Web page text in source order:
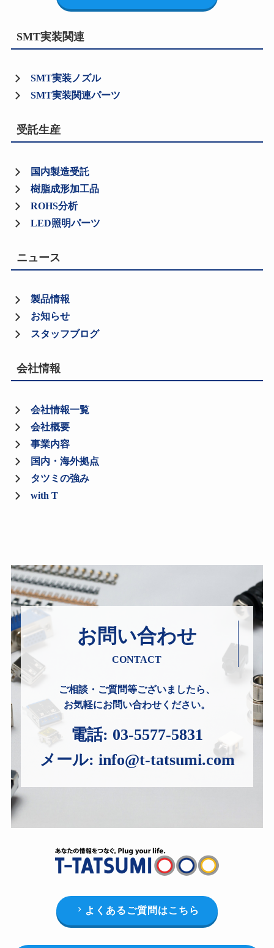
SMT実装関連
SMT実装ノズル
SMT実装関連パーツ
受託生産
国内製造受託
樹脂成形加工品
ROHS分析
LED照明パーツ
ニュース
製品情報
お知らせ
スタッフブログ
会社情報
会社情報一覧
会社概要
事業内容
国内・海外拠点
タツミの強み
with T
お問い合わせ
CONTACT
ご相談・ご質問等ございましたら、
お気軽にお問い合わせください。
電話: 03-5577-5831
メール: info@t-tatsumi.com
よくあるご質問はこちら